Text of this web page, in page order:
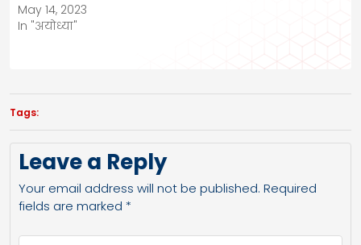
May 14, 2023
In "अयोध्या"
Tags:
Leave a Reply
Your email address will not be published. Required
fields are marked *